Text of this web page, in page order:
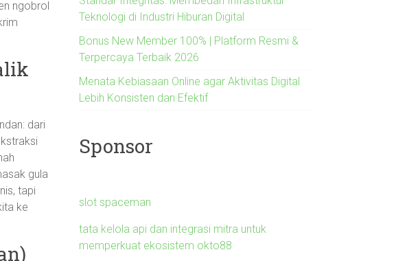
ngobrol
dari
gula
tapi
ke
Teknologi di Industri Hiburan Digital
Bonus New Member 100% | Platform Resmi &
Terpercaya Terbaik 2026
Menata Kebiasaan Online agar Aktivitas Digital
Lebih Konsisten dan Efektif
Sponsor
slot spaceman
tata kelola api dan integrasi mitra untuk
memperkuat ekosistem okto88